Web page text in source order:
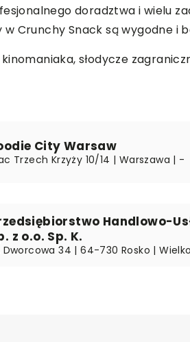
doradztwa i wielu
Crunchy Snack są wygodne i
słodycze
City Warsaw
Trzech Krzyży 10/14 | Warszawa | -
Handlowo-
z o.o. Sp. K.
Dworcowa 34 | 64-730 Rosko |